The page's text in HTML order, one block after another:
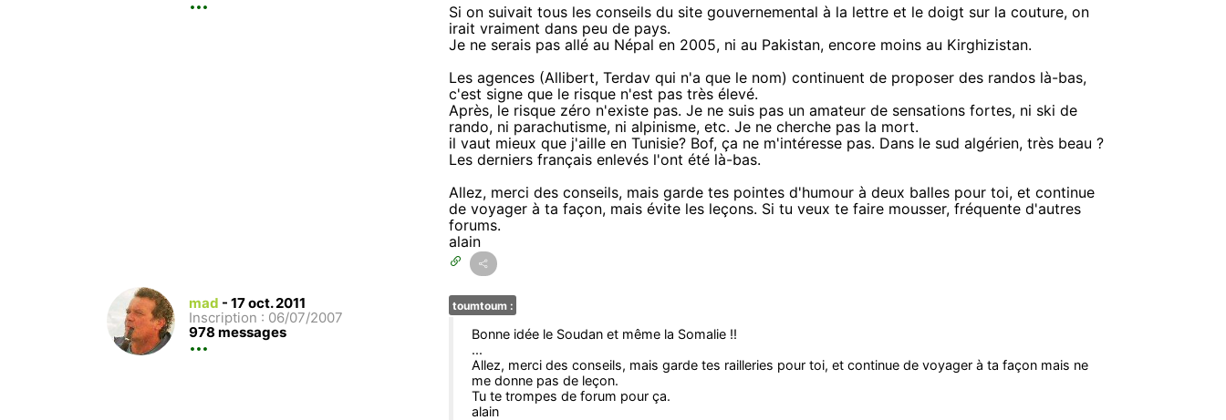
Si on suivait tous les conseils du site gouvernemental à la lettre et le doigt sur la couture, on
irait vraiment dans peu de pays.
Je ne serais pas allé au Népal en 2005, ni au Pakistan, encore moins au Kirghizistan.
Les agences (Allibert, Terdav qui n'a que le nom) continuent de proposer des randos là-bas,
c'est signe que le risque n'est pas très élevé.
Après, le risque zéro n'existe pas. Je ne suis pas un amateur de sensations fortes, ni ski de
rando, ni parachutisme, ni alpinisme, etc. Je ne cherche pas la mort.
il vaut mieux que j'aille en Tunisie? Bof, ça ne m'intéresse pas. Dans le sud algérien, très beau ?
Les derniers français enlevés l'ont été là-bas.
Allez, merci des conseils, mais garde tes pointes d'humour à deux balles pour toi, et continue
de voyager à ta façon, mais évite les leçons. Si tu veux te faire mousser, fréquente d'autres
forums.
alain
mad - 17 oct. 2011
Inscription : 06/07/2007
978 messages
toumtoum :
Bonne idée le Soudan et même la Somalie !!
...
Allez, merci des conseils, mais garde tes railleries pour toi, et continue de voyager à ta façon mais ne
me donne pas de leçon.
Tu te trompes de forum pour ça.
alain